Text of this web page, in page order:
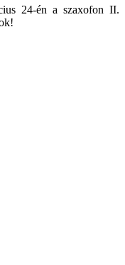
24-én a szaxofon II.